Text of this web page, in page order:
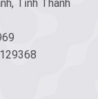
Tỉnh Thanh